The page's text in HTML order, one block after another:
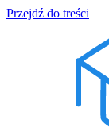
Przejdź do treści